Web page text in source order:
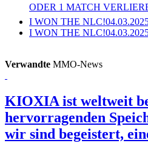
ODER 1 MATCH
I WON THE NLC!
I WON THE NLC!
Verwandte MMO-News
KIOXIA ist weltweit
hervorragenden
wir sind begeistert,